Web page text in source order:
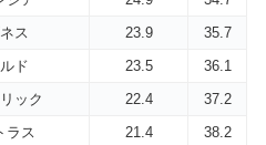
ス 23.9
35.7
ド 23.5
36.1
ック 22.4
37.2
ラス 21.4
38.2